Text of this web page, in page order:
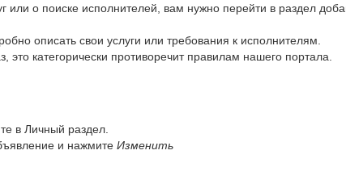
или о поиске исполнителей, вам нужно перейти в раздел
описать свои услуги или требования к исполнителям.
категорически противоречит правилам нашего портала.
в Личный раздел.
и нажмите Изменить